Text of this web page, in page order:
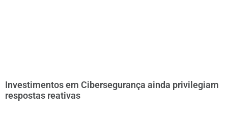
Investimentos em Cibersegurança ainda privilegiam
respostas reativas